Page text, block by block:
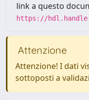
link a questo
https://
Attenzione
Attenzione! I dati
sottoposti a